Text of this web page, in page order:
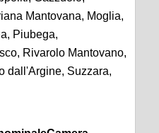
Mantovana, Moglia,
Piubega,
Rivarolo Mantovano,
dall'Argine, Suzzara,